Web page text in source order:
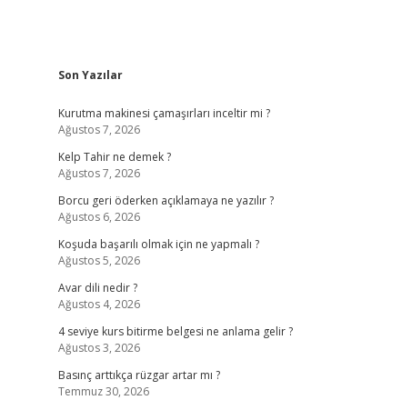
Sidebar
Son Yazılar
Kurutma makinesi çamaşırları inceltir mi ?
Ağustos 7, 2026
Kelp Tahir ne demek ?
Ağustos 7, 2026
Borcu geri öderken açıklamaya ne yazılır ?
Ağustos 6, 2026
Koşuda başarılı olmak için ne yapmalı ?
Ağustos 5, 2026
Avar dili nedir ?
Ağustos 4, 2026
4 seviye kurs bitirme belgesi ne anlama gelir ?
Ağustos 3, 2026
Basınç arttıkça rüzgar artar mı ?
Temmuz 30, 2026